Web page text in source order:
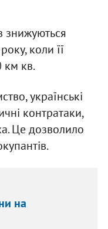
знижуються
коли її
км кв.
українські
контратаки,
Це дозволило
на